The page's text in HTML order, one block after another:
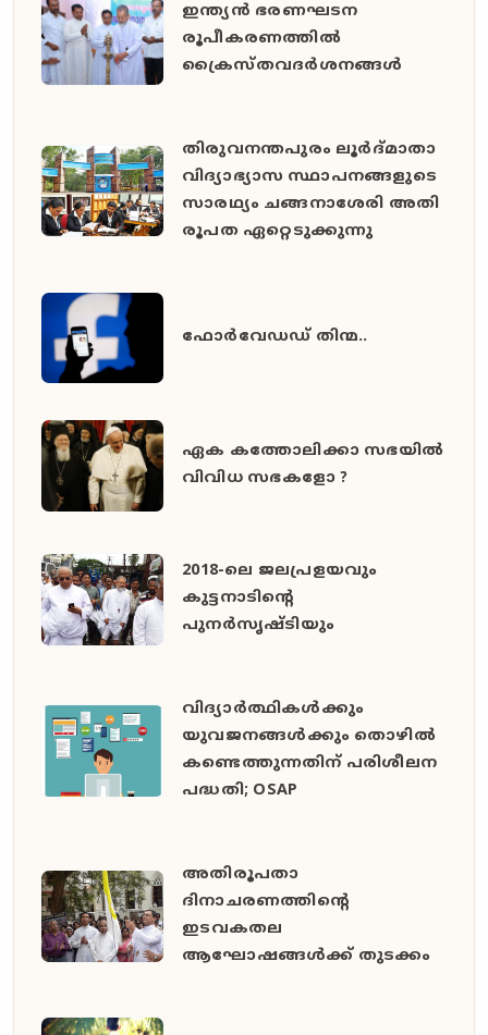
ഇന്ത്യന്‍ ഭരണഘടന
രൂപീകരണത്തില്‍
ക്രൈസ്തവദര്‍ശനങ്ങള്‍
തി​രു​വ​ന​ന്ത​പു​രം ലൂ​ർ​ദ്മാ​താ
വി​ദ്യാ​ഭ്യാ​സ സ്ഥാ​പ​ന​ങ്ങ​ളു​ടെ
സാ​ര​ഥ്യം ച​ങ്ങ​നാ​ശേ​രി അ​തി​
രൂ​പ​ത ഏ​റ്റെ​ടു​ക്കു​ന്നു
ഫോര്‍വേഡഡ് തിന്മ..
ഏക കത്തോലിക്കാ സഭയില്‍
വിവിധ സഭകളോ ?
2018-ലെ ജലപ്രളയവും
കുട്ടനാടിന്റെ
പുനര്‍സൃഷ്ടിയും
വിദ്യാര്‍ത്ഥികള്‍ക്കും
യുവജനങ്ങള്‍ക്കും തൊഴില്‍
കണ്ടെത്തുന്നതിന് പരിശീലന
പദ്ധതി; OSAP
അതിരൂപതാ
ദിനാചരണത്തിന്റെ
ഇടവകതല
ആഘോഷങ്ങള്‍ക്ക് തുടക്കം